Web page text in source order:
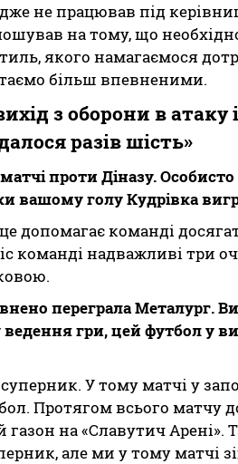
не працював під
на тому, що
якого намагаємося
більш впевненими.
з оборони в атаку
разів шість»
проти Діназу.
вашому голу Кудрівка
допомагає команді
команді надважливі три
переграла Металург.
ведення гри, цей футбол у
У тому матчі у
Протягом всього матчу
на «Славутич Арені».
але ми у тому матчі